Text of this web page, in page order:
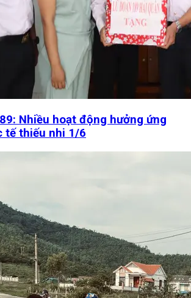
Nhiều hoạt động hưởng ứng
tế thiếu nhi 1/6